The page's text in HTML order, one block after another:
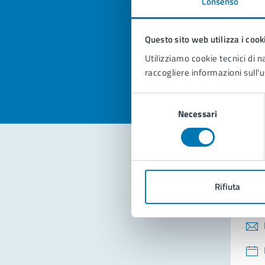
Questo sito web utilizza i
Utilizziamo cookie tecnici di
raccogliere informazioni
consenso
Necessari
Rifiuta